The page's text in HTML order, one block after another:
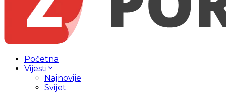
Početna
Vijesti
Najnovije
Svijet